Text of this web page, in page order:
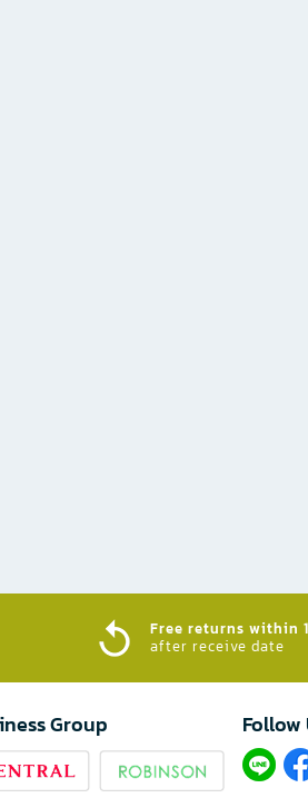
Free returns within
after receive date
Group Follow